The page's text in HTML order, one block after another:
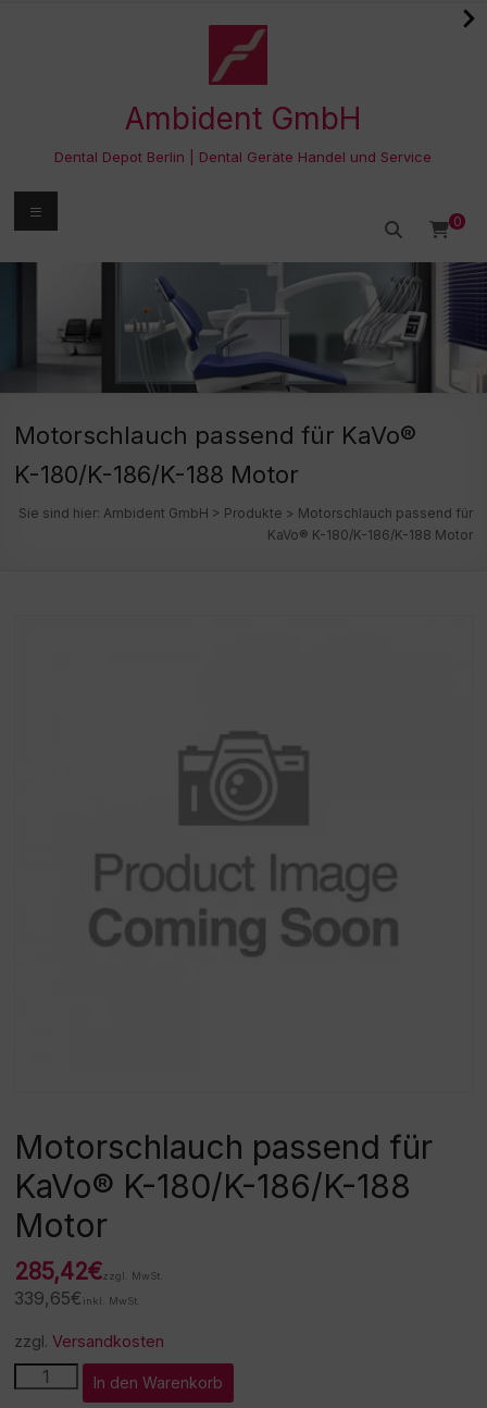
Ambident GmbH
Dental Depot Berlin | Dental Geräte Handel und Service
0
Menü
Motorschlauch passend für KaVo®
K-180/K-186/K-188 Motor
Sie sind hier: Ambident GmbH > Produkte > Motorschlauch passend für
KaVo® K-180/K-186/K-188 Motor
Motorschlauch passend für
KaVo® K-180/K-186/K-188
Motor
285,42€zzgl. MwSt.
339,65€ inkl. MwSt.
zzgl.Versandkosten
Motorschlauch
passend
In den Warenkorb
l